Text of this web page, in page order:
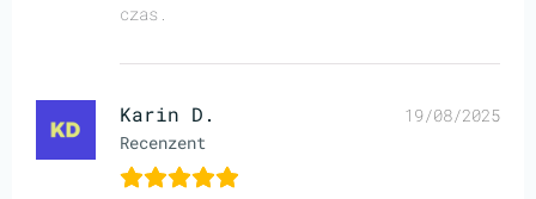
czas.
Karin D.
Recenzent
19/08/2025